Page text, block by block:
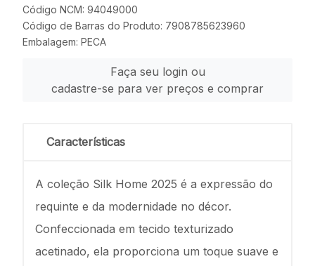
Código NCM: 94049000
Código de Barras do Produto: 7908785623960
Embalagem: PECA
Faça seu login ou
cadastre-se para ver preços e comprar
Características
A coleção Silk Home 2025 é a expressão do
requinte e da modernidade no décor.
Confeccionada em tecido texturizado
acetinado, ela proporciona um toque suave e